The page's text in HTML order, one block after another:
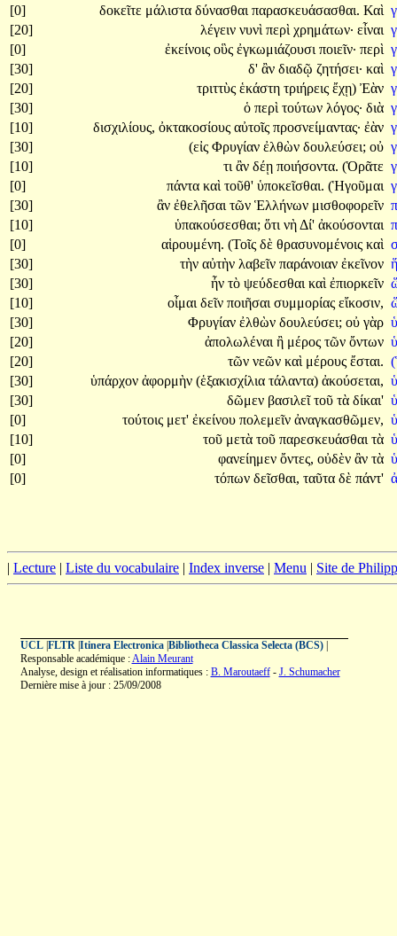
[0]
δοκεῖτε μάλιστα δύνασθαι παρασκευάσασθαι. Καὶ
[20]
λέγειν νυνὶ περὶ χρημάτων· εἶναι
[0]
ἐκείνοις οὓς ἐγκωμιάζουσι ποιεῖν· περὶ
[30]
δ' ἂν διαδῷ ζητήσει· καὶ
[20]
τριττὺς ἑκάστη τριήρεις ἔχῃ) Ἐὰν
[30]
ὁ περὶ τούτων λόγος· διὰ
[10]
δισχιλίους, ὀκτακοσίους αὐτοῖς προσνείμαντας· ἐὰν
[30]
(εἰς Φρυγίαν ἐλθὼν δουλεύσει; οὐ
[10]
τι ἂν δέῃ ποιήσοντα. (Ὁρᾶτε
[0]
πάντα καὶ τοῦθ' ὑποκεῖσθαι. (Ἡγοῦμαι
[30]
ἂν ἐθελῆσαι τῶν Ἑλλήνων μισθοφορεῖν
[10]
ὑπακούσεσθαι; ὅτι νὴ Δί' ἀκούσονται
[0]
αἱρουμένη. (Τοῖς δὲ θρασυνομένοις καὶ
[30]
τὴν αὐτὴν λαβεῖν παράνοιαν ἐκεῖνον
[30]
ἦν τὸ ψεύδεσθαι καὶ ἐπιορκεῖν
[10]
οἶμαι δεῖν ποιῆσαι συμμορίας εἴκοσιν,
[30]
Φρυγίαν ἐλθὼν δουλεύσει; οὐ γὰρ
[20]
ἀπολωλέναι ἢ μέρος τῶν ὄντων
[20]
τῶν νεῶν καὶ μέρους ἔσται.
[30]
ὑπάρχον ἀφορμὴν (ἑξακισχίλια τάλαντα) ἀκούσεται,
[30]
δῶμεν βασιλεῖτοῦ τὰ δίκαι'
[0]
τούτοις μετ' ἐκείνου πολεμεῖν ἀναγκασθῶμεν,
[10]
τοῦ μετὰ τοῦ παρεσκευάσθαι τὰ
[0]
φανείημεν ὄντες, οὐδὲν ἂν τὰ
[0]
τόπων δεῖσθαι, ταῦτα δὲ πάντ'
| Lecture | Liste du vocabulaire | Index inverse | Menu | Site de
UCL| FLTR| Itinera Electronica| Bibliotheca Classica Selecta (BCS)|
Responsable académique :Alain Meurant
Analyse, design et réalisation informatiques : B. Maroutaeff- J. Schumacher
Dernière mise à jour : 25/09/2008